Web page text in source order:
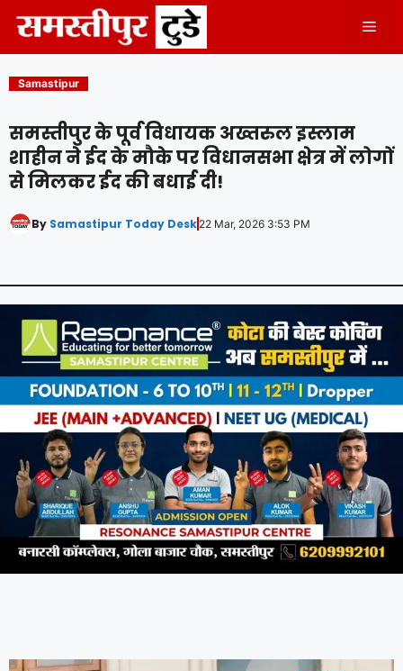
content
Samastipur
समस्तीपुर के पूर्व विधायक अख्तरुल इस्लाम
शाहीन ने ईद के मौके पर विधानसभा क्षेत्र में लोगों
से मिलकर ईद की बधाई दी!
By Samastipur Today Desk 22 Mar, 2026 3:53 PM